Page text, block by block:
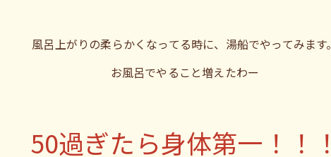
風呂上がりの柔らかくなってる時に、湯船でやってみます。
お風呂でやること増えたわー
50過ぎたら身体第一！！！